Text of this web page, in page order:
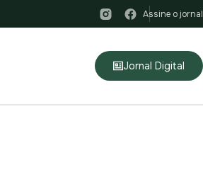
Assine o jornal
Jornal Digital